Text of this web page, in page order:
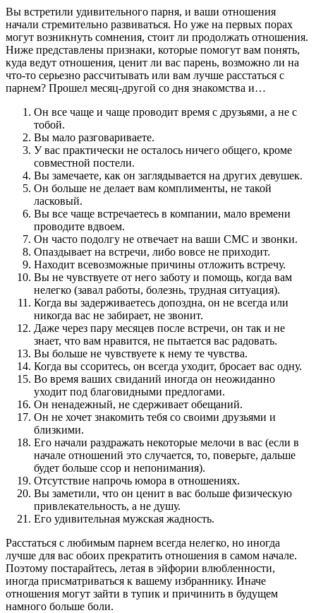
Вы встретили удивительного парня, и ваши отношения
начали стремительно развиваться. Но уже на первых порах
могут возникнуть сомнения, стоит ли продолжать отношения.
Ниже представлены признаки, которые помогут вам понять,
куда ведут отношения, ценит ли вас парень, возможно ли на
что-то серьезно рассчитывать или вам лучше расстаться с
парнем? Прошел месяц-другой со дня знакомства и…
Он все чаще и чаще проводит время с друзьями, а не с
тобой.
Вы мало разговариваете.
У вас практически не осталось ничего общего, кроме
совместной постели.
Вы замечаете, как он заглядывается на других девушек.
Он больше не делает вам комплименты, не такой
ласковый.
Вы все чаще встречаетесь в компании, мало времени
проводите вдвоем.
Он часто подолгу не отвечает на ваши СМС и звонки.
Опаздывает на встречи, либо вовсе не приходит.
Находит всевозможные причины отложить встречу.
Вы не чувствуете от него заботу и помощь, когда вам
нелегко (завал работы, болезнь, трудная ситуация).
Когда вы задерживаетесь допоздна, он не всегда или
никогда вас не забирает, не звонит.
Даже через пару месяцев после встречи, он так и не
знает, что вам нравится, не пытается вас радовать.
Вы больше не чувствуете к нему те чувства.
Когда вы ссоритесь, он всегда уходит, бросает вас одну.
Во время ваших свиданий иногда он неожиданно
уходит под благовидными предлогами.
Он ненадежный, не сдерживает обещаний.
Он не хочет знакомить тебя со своими друзьями и
близкими.
Его начали раздражать некоторые мелочи в вас (если в
начале отношений это случается, то, поверьте, дальше
будет больше ссор и непонимания).
Отсутствие напрочь юмора в отношениях.
Вы заметили, что он ценит в вас больше физическую
привлекательность, а не душу.
Его удивительная мужская жадность.
Расстаться с любимым парнем всегда нелегко, но иногда
лучше для вас обоих прекратить отношения в самом начале.
Поэтому постарайтесь, летая в эйфории влюбленности,
иногда присматриваться к вашему избраннику. Иначе
отношения могут зайти в тупик и причинить в будущем
намного больше боли.